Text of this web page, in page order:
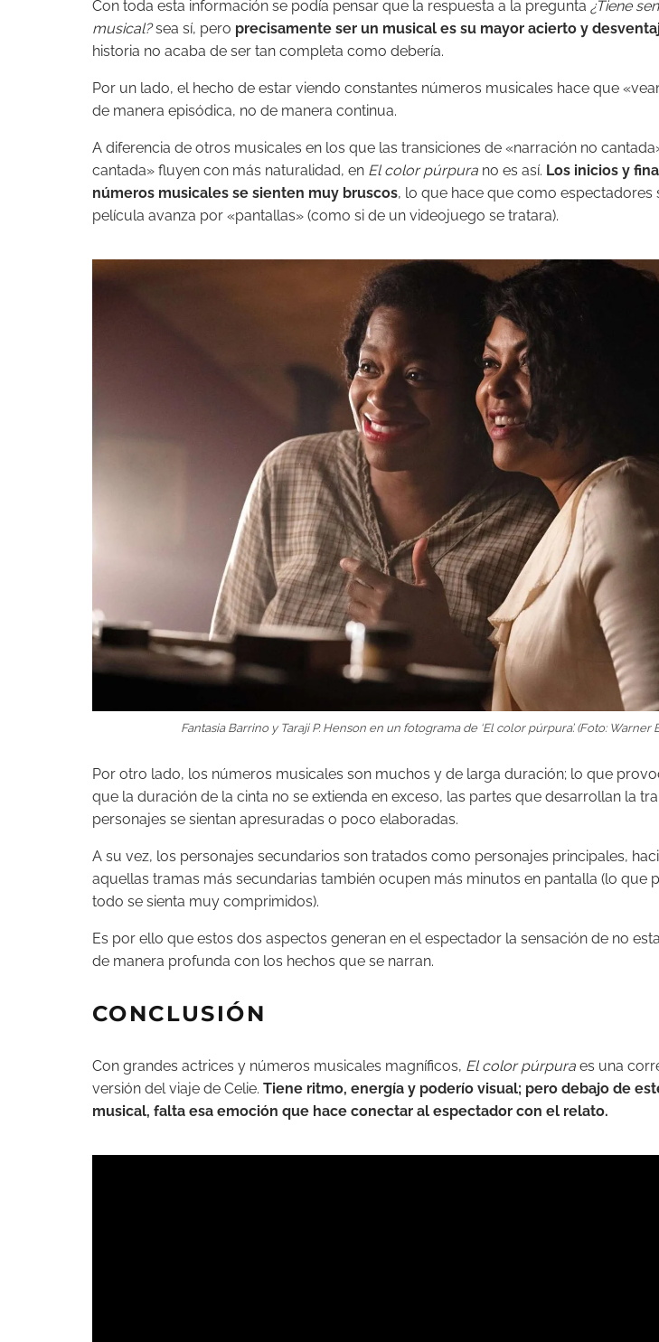
Con toda esta información se podía pensar que la respuesta a la pregunta ¿Tiene
musical?sea sí, pero precisamente ser un musical es su mayor acierto y
historia no acaba de ser tan completa como debería.
Por un lado, el hecho de estar viendo constantes números musicales hace que
de manera episódica, no de manera continua.
A diferencia de otros musicales en los que las transiciones de «narración no
cantada» fluyen con más naturalidad, en El color púrpura no es así. Los inicios y
números musicales se sienten muy bruscos, lo que hace que como espectadores
película avanza por «pantallas» (como si de un videojuego se tratara).
Fantasia Barrino y Taraji P. Henson en un fotograma de ‘El color púrpura’. (Foto: Warner
Por otro lado, los números musicales son muchos y de larga duración; lo que
que la duración de la cinta no se extienda en exceso, las partes que desarrollan la
personajes se sientan apresuradas o poco elaboradas.
A su vez, los personajes secundarios son tratados como personajes principales,
aquellas tramas más secundarias también ocupen más minutos en pantalla (lo que
todo se sienta muy comprimidos).
Es por ello que estos dos aspectos generan en el espectador la sensación de no
de manera profunda con los hechos que se narran.
CONCLUSIÓN
Con grandes actrices y números musicales magníficos, El color púrpura es una
versión del viaje de Celie. Tiene ritmo, energía y poderío visual; pero debajo de
musical, falta esa emoción que hace conectar al espectador con el relato.